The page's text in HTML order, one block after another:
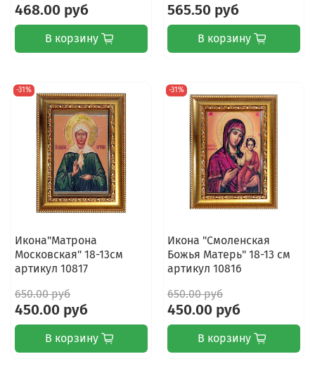
468.00 руб
В корзину
565.50 руб
В корзину
-31%
Икона"Матрона
Московская" 18-13см
артикул 10817
650.00 руб
450.00 руб
В корзину
-31%
Икона "Смоленская
Божья Матерь" 18-13 см
артикул 10816
650.00 руб
450.00 руб
В корзину